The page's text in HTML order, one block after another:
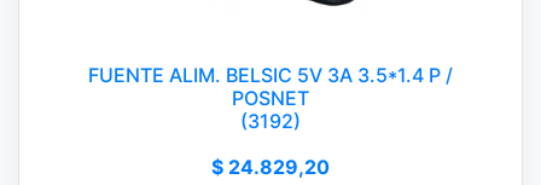
FUENTE ALIM. BELSIC 5V 3A 3.5*1.4 P /
POSNET
(3192)
$ 24.829,20